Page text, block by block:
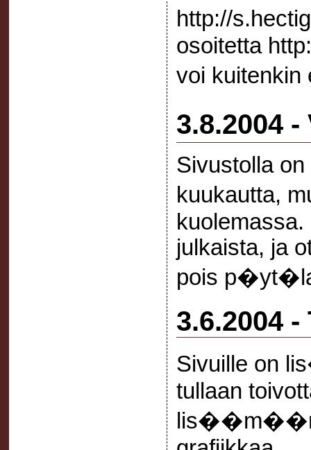
http://
osoitetta
voi
3.8.2004
Sivustolla
kuukautta,
julkaista, ja
pois
3.6.2004
Sivuille on
tullaan
lis��m��n